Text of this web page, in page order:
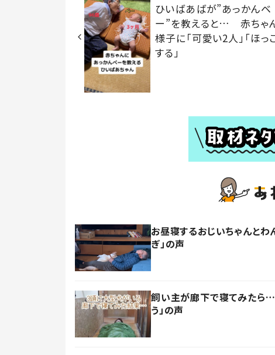
ひいばあばが”あっかんベ
ー”を教えると… 赤ちゃ
様子に「可愛い2人」「ほっ
する」
お昼寝するおじいちゃんとわ
ぎ」の声
飼い主が廊下で寝てみたら
う」の声